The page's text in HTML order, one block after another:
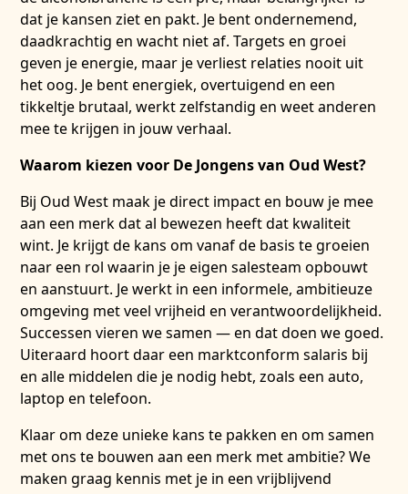
dat je kansen ziet en pakt. Je bent ondernemend,
daadkrachtig en wacht niet af. Targets en groei
geven je energie, maar je verliest relaties nooit uit
het oog. Je bent energiek, overtuigend en een
tikkeltje brutaal, werkt zelfstandig en weet anderen
mee te krijgen in jouw verhaal.
Waarom kiezen voor De Jongens van Oud West?
Bij Oud West maak je direct impact en bouw je mee
aan een merk dat al bewezen heeft dat kwaliteit
wint. Je krijgt de kans om vanaf de basis te groeien
naar een rol waarin je je eigen salesteam opbouwt
en aanstuurt. Je werkt in een informele, ambitieuze
omgeving met veel vrijheid en verantwoordelijkheid.
Successen vieren we samen — en dat doen we goed.
Uiteraard hoort daar een marktconform salaris bij
en alle middelen die je nodig hebt, zoals een auto,
laptop en telefoon.
Klaar om deze unieke kans te pakken en om samen
met ons te bouwen aan een merk met ambitie? We
maken graag kennis met je in een vrijblijvend